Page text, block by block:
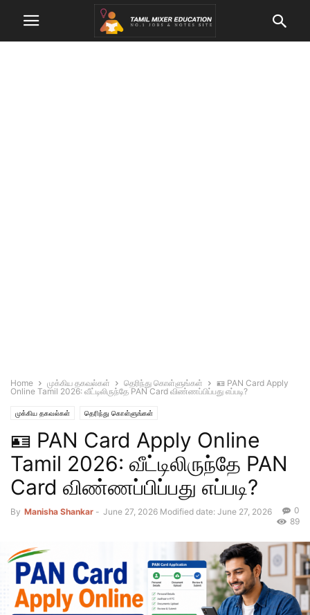
Home முக்கிய தகவல்கள் தெரிந்து கொள்ளுங்கள்
🪪 PAN Card Apply
Online Tamil 2026: வீட்டிலிருந்தே PAN Card விண்ணப்பிப்பது எப்படி?
முக்கிய தகவல்கள் தெரிந்து கொள்ளுங்கள்
🪪 PAN Card Apply Online
Tamil 2026: வீட்டிலிருந்தே PAN
Card விண்ணப்பிப்பது எப்படி?
By Manisha Shankar - June 27, 2026 Modified date: June 27, 2026
0
89